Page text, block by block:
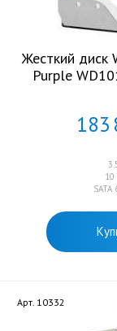
Жесткий диск
Purple
183
10
SATA
Арт. 10332